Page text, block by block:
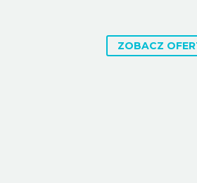
ZOBACZ